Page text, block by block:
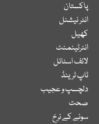
پاکستان
انٹر نیشنل
کھیل
انٹرٹینمنٹ
لائف اسٹائل
ٹاپ ٹرینڈ
دلچسپ و عجیب
صحت
سونے کے نرخ